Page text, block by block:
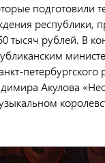
подготовили
республики,
тысяч рублей. В
Акулова